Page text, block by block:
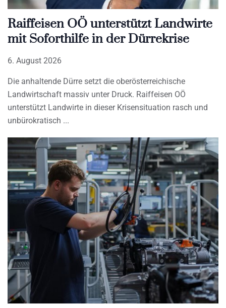
Raiffeisen OÖ unterstützt Landwirte
mit Soforthilfe in der Dürrekrise
6. August 2026
Die anhaltende Dürre setzt die oberösterreichische
Landwirtschaft massiv unter Druck. Raiffeisen OÖ
unterstützt Landwirte in dieser Krisensituation rasch und
unbürokratisch